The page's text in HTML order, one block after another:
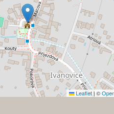
Leaflet | ©